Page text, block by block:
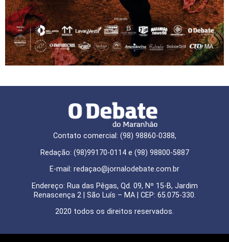
Contato comercial: (98) 98860-0388,
Redação: (98)99170-0114 e (98) 98800-5887
E-mail: redaçao@jornalodebate.com.br
Endereço: Rua das Pêgas, Qd. 09, Nº 15-B, Jardim
Renascença 2 | São Luís – MA | CEP: 65.075-330.
2020 todos os direitos reservados.